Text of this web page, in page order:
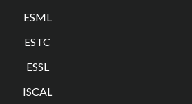
ESML
ESTC
ESSL
ISCAL